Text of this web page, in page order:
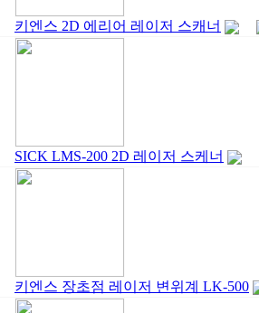
키엔스 2D 에리어 레이저 스캐너
SICK LMS-200 2D 레이저 스케너
키엔스 장초점 레이저 변위계 LK-500